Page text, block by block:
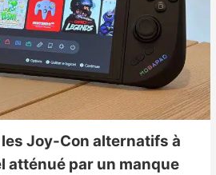
Joy-Con alternatifs à
atténué par un manque